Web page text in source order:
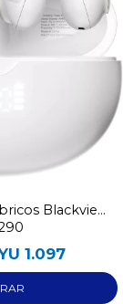
Blackview
13
1.097
¡Sumate a